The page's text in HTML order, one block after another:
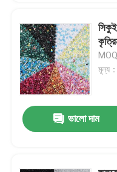
মূল্য
ভালো দাম